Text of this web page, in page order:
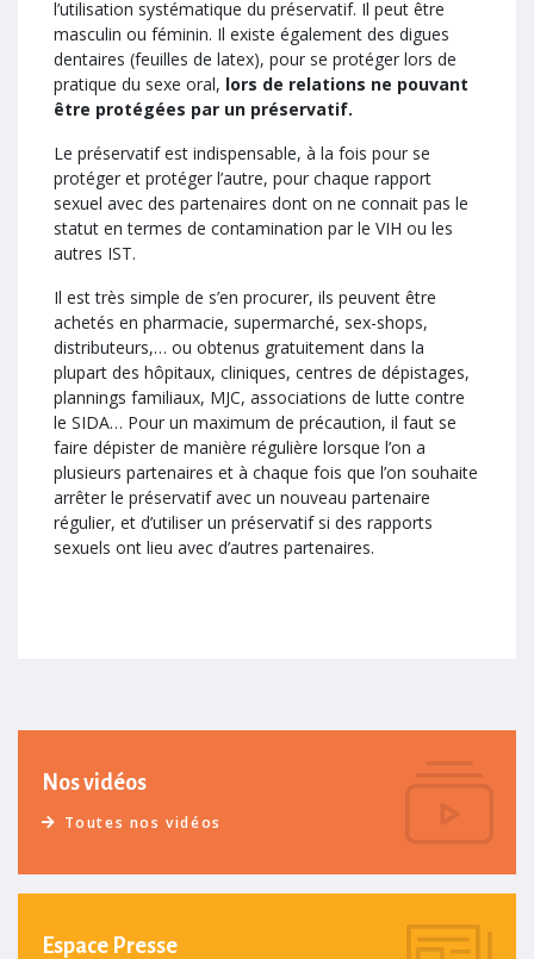
l’utilisation systématique du préservatif. Il peut être
masculin ou féminin. Il existe également des digues
dentaires (feuilles de latex), pour se protéger lors de
pratique du sexe oral, lors de relations ne pouvant
être protégées par un préservatif.
Le préservatif est indispensable, à la fois pour se
protéger et protéger l’autre, pour chaque rapport
sexuel avec des partenaires dont on ne connait pas le
statut en termes de contamination par le VIH ou les
autres IST.
Il est très simple de s’en procurer, ils peuvent être
achetés en pharmacie, supermarché, sex-shops,
distributeurs,… ou obtenus gratuitement dans la
plupart des hôpitaux, cliniques, centres de dépistages,
plannings familiaux, MJC, associations de lutte contre
le SIDA… Pour un maximum de précaution, il faut se
faire dépister de manière régulière lorsque l’on a
plusieurs partenaires et à chaque fois que l’on souhaite
arrêter le préservatif avec un nouveau partenaire
régulier, et d’utiliser un préservatif si des rapports
sexuels ont lieu avec d’autres partenaires.
Nos vidéos
Toutes nos vidéos
Espace Presse